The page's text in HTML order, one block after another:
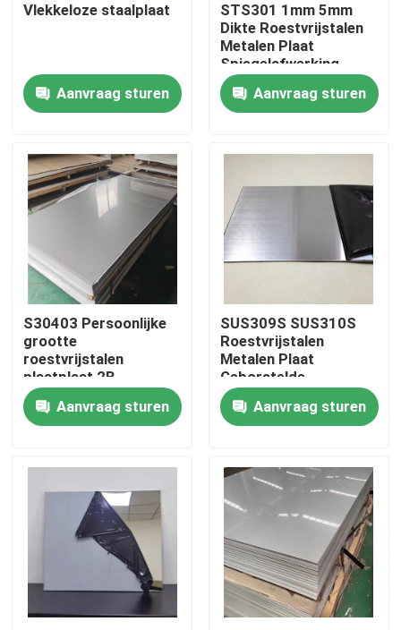
Huis
Producten
Ongeveer ons
Fabrieksreis
Kwaliteitscontrole
ss naadloze buis
Vlekkeloze staalplaat
Aanvraag sturen
STS301 1mm 5mm
Dikte Roestvrijstalen
Metalen Plaat
Spiegelafwerking
Koudwalsen Polijsten
Slijtvastheid
Aanvraag sturen
S30403 Persoonlijke
grootte
roestvrijstalen
plaatplaat 2B
Afwerking
koudgewalst polijst
voor huishoudelijke
Aanvraag sturen
SUS309S SUS310S
Roestvrijstalen
Metalen Plaat
Geborstelde
Afwerking Koud Voor
Bouwconstructies
Aanvraag sturen